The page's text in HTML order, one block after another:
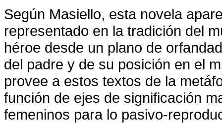
Según Masiello, esta novela
representado en la tradición del
héroe desde un plano de
del padre y de su posición en el
provee a estos textos de la
función de ejes de significación
femeninos para lo pasivo-